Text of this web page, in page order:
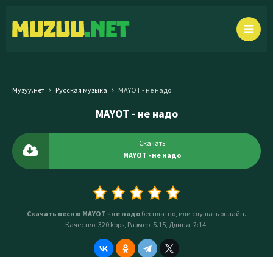
Музуу.нет Русская музыка MAYOT - не надо
MAYOT - не надо
Скачать
MAYOT - не надо
Скачать песню MAYOT - не надо бесплатно, или слушать онлайн.
Качество: 320 kbps, Размер: 5.15, Длина: 2:14.